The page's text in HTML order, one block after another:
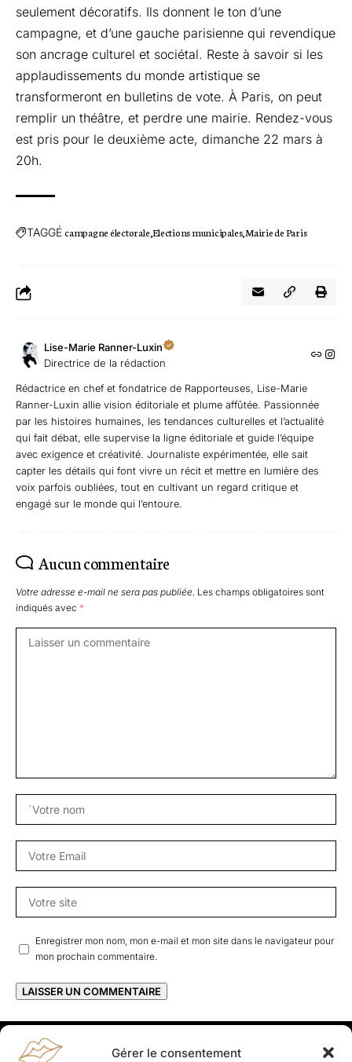
Gérer le consentement
seulement décoratifs. Ils donnent le ton d’une
campagne, et d’une gauche parisienne qui revendique
son ancrage culturel et sociétal. Reste à savoir si les
applaudissements du monde artistique se
transformeront en bulletins de vote. À Paris, on peut
remplir un théâtre, et perdre une mairie. Rendez-vous
est pris pour le deuxième acte, dimanche 22 mars à
20h.
TAGGÉcampagne électorale Elections municipales Mairie de Paris
Lise-Marie Ranner-Luxin
Directrice de la rédaction
Rédactrice en chef et fondatrice de Rapporteuses, Lise-Marie
Ranner-Luxin allie vision éditoriale et plume affûtée. Passionnée
par les histoires humaines, les tendances culturelles et l’actualité
qui fait débat, elle supervise la ligne éditoriale et guide l’équipe
avec exigence et créativité. Journaliste expérimentée, elle sait
capter les détails qui font vivre un récit et mettre en lumière des
voix parfois oubliées, tout en cultivant un regard critique et
engagé sur le monde qui l’entoure.
Aucun commentaire
Votre adresse e-mail ne sera pas publiée. Les champs obligatoires sont
indiqués avec *
Enregistrer mon nom, mon e-mail et mon site dans le navigateur pour
mon prochain commentaire.